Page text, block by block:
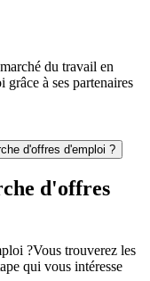
du travail en
à ses partenaires
d'offres d'emploi ?
d'offres
?Vous trouverez les
qui vous intéresse